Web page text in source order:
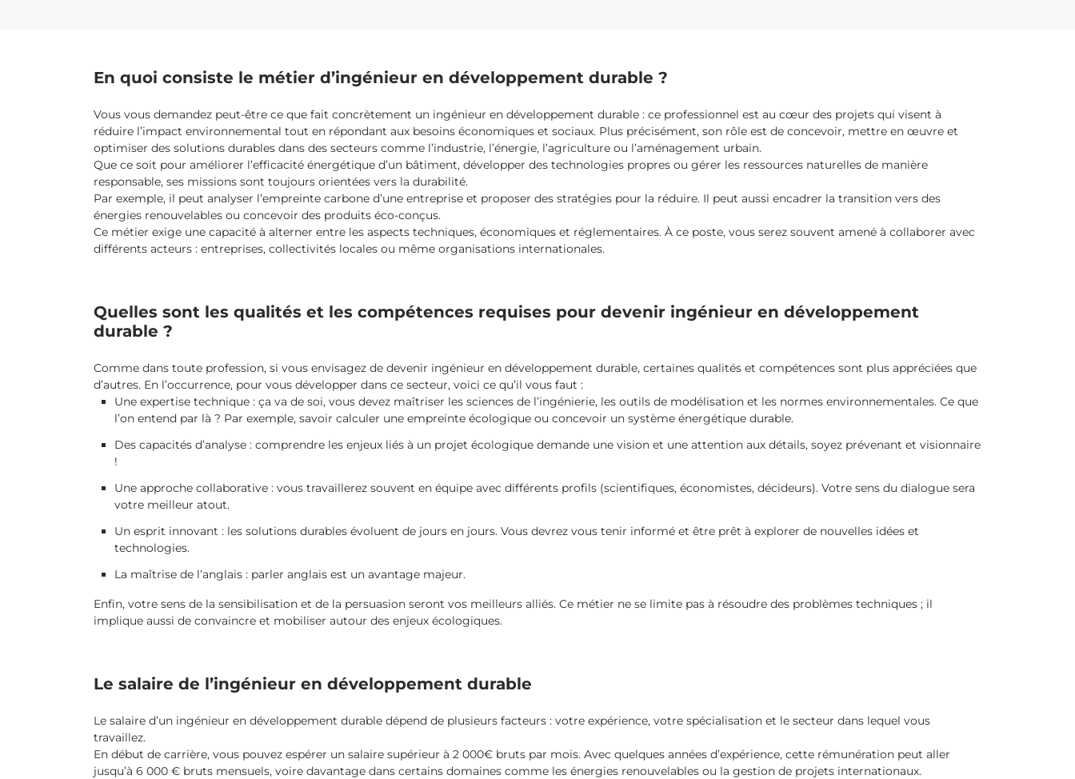
En quoi consiste le métier d’ingénieur en développement durable ?
Vous vous demandez peut-être ce que fait concrètement un ingénieur en développement durable : ce professionnel est au cœur des projets qui visent à
réduire l’impact environnemental tout en répondant aux besoins économiques et sociaux. Plus précisément, son rôle est de concevoir, mettre en œuvre et
optimiser des solutions durables dans des secteurs comme l’industrie, l’énergie, l’agriculture ou l’aménagement urbain.
Que ce soit pour améliorer l’efficacité énergétique d’un bâtiment, développer des technologies propres ou gérer les ressources naturelles de manière
responsable, ses missions sont toujours orientées vers la durabilité.
Par exemple, il peut analyser l’empreinte carbone d’une entreprise et proposer des stratégies pour la réduire. Il peut aussi encadrer la transition vers des
énergies renouvelables ou concevoir des produits éco-conçus.
Ce métier exige une capacité à alterner entre les aspects techniques, économiques et réglementaires. À ce poste, vous serez souvent amené à collaborer avec
différents acteurs : entreprises, collectivités locales ou même organisations internationales.
Quelles sont les qualités et les compétences requises pour devenir ingénieur en développement
durable ?
Comme dans toute profession, si vous envisagez de devenir ingénieur en développement durable, certaines qualités et compétences sont plus appréciées que
d’autres. En l’occurrence, pour vous développer dans ce secteur, voici ce qu’il vous faut :
Une expertise technique : ça va de soi, vous devez maîtriser les sciences de l’ingénierie, les outils de modélisation et les normes environnementales. Ce que
l’on entend par là ? Par exemple, savoir calculer une empreinte écologique ou concevoir un système énergétique durable.
Des capacités d’analyse : comprendre les enjeux liés à un projet écologique demande une vision et une attention aux détails, soyez prévenant et visionnaire
!
Une approche collaborative : vous travaillerez souvent en équipe avec différents profils (scientifiques, économistes, décideurs). Votre sens du dialogue sera
votre meilleur atout.
Un esprit innovant : les solutions durables évoluent de jours en jours. Vous devrez vous tenir informé et être prêt à explorer de nouvelles idées et
technologies.
La maîtrise de l’anglais : parler anglais est un avantage majeur.
Enfin, votre sens de la sensibilisation et de la persuasion seront vos meilleurs alliés. Ce métier ne se limite pas à résoudre des problèmes techniques ; il
implique aussi de convaincre et mobiliser autour des enjeux écologiques.
Le salaire de l’ingénieur en développement durable
Le salaire d’un ingénieur en développement durable dépend de plusieurs facteurs : votre expérience, votre spécialisation et le secteur dans lequel vous
travaillez.
En début de carrière, vous pouvez espérer un salaire supérieur à 2 000€ bruts par mois. Avec quelques années d’expérience, cette rémunération peut aller
jusqu’à 6 000 € bruts mensuels, voire davantage dans certains domaines comme les énergies renouvelables ou la gestion de projets internationaux.